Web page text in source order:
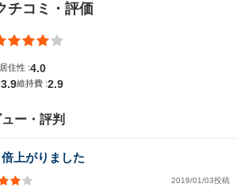
L
L
L
チコミ・評価
居住性 :4.0
3.9維持費 :2.9
ー・評判
上がりました
2019/01/03投稿